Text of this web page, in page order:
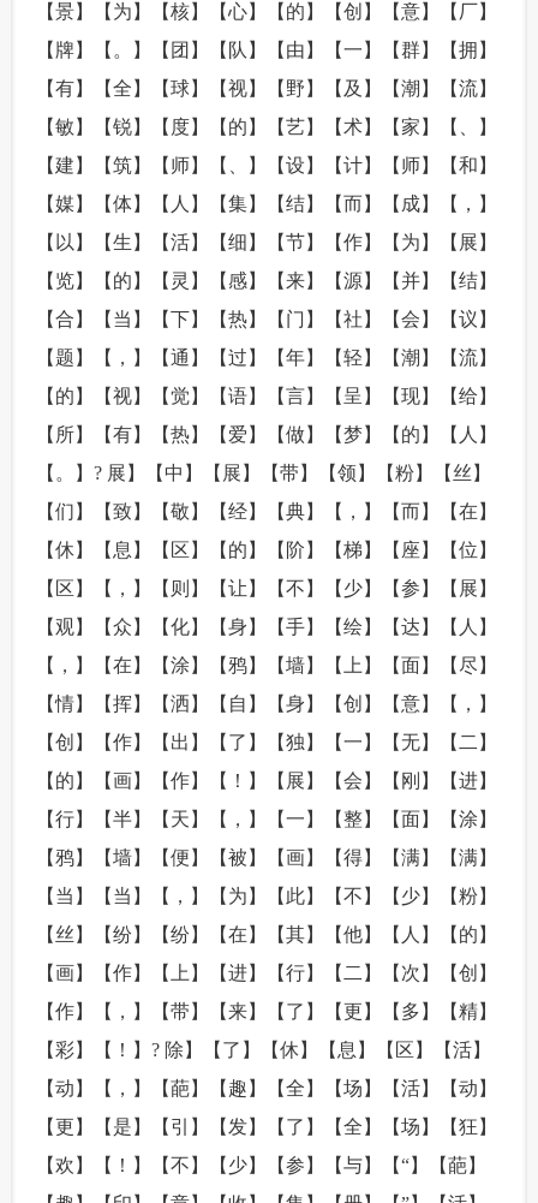
【景】【为】【核】【心】【的】【创】【意】【厂】
【牌】【。】【团】【队】【由】【一】【群】【拥】
【有】【全】【球】【视】【野】【及】【潮】【流】
【敏】【锐】【度】【的】【艺】【术】【家】【、】
【建】【筑】【师】【、】【设】【计】【师】【和】
【媒】【体】【人】【集】【结】【而】【成】【，】
【以】【生】【活】【细】【节】【作】【为】【展】
【览】【的】【灵】【感】【来】【源】【并】【结】
【合】【当】【下】【热】【门】【社】【会】【议】
【题】【，】【通】【过】【年】【轻】【潮】【流】
【的】【视】【觉】【语】【言】【呈】【现】【给】
【所】【有】【热】【爱】【做】【梦】【的】【人】
【。】? 展】【中】【展】【带】【领】【粉】【丝】
【们】【致】【敬】【经】【典】【，】【而】【在】
【休】【息】【区】【的】【阶】【梯】【座】【位】
【区】【，】【则】【让】【不】【少】【参】【展】
【观】【众】【化】【身】【手】【绘】【达】【人】
【，】【在】【涂】【鸦】【墙】【上】【面】【尽】
【情】【挥】【洒】【自】【身】【创】【意】【，】
【创】【作】【出】【了】【独】【一】【无】【二】
【的】【画】【作】【！】【展】【会】【刚】【进】
【行】【半】【天】【，】【一】【整】【面】【涂】
【鸦】【墙】【便】【被】【画】【得】【满】【满】
【当】【当】【，】【为】【此】【不】【少】【粉】
【丝】【纷】【纷】【在】【其】【他】【人】【的】
【画】【作】【上】【进】【行】【二】【次】【创】
【作】【，】【带】【来】【了】【更】【多】【精】
【彩】【！】? 除】【了】【休】【息】【区】【活】
【动】【，】【葩】【趣】【全】【场】【活】【动】
【更】【是】【引】【发】【了】【全】【场】【狂】
【欢】【！】【不】【少】【参】【与】【“】【葩】